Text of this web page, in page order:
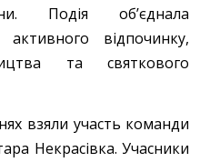
Подія об’єднала
відпочинку,
та святкового
взяли участь команди
Некрасівка. Учасники